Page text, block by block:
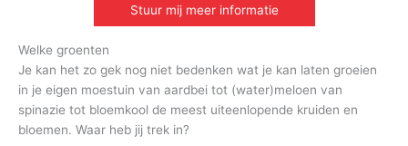
Stuur mij meer informatie
Welke groenten
Je kan het zo gek nog niet bedenken wat je kan laten groeien
in je eigen moestuin van aardbei tot (water)meloen van
spinazie tot bloemkool de meest uiteenlopende kruiden en
bloemen. Waar heb jij trek in?